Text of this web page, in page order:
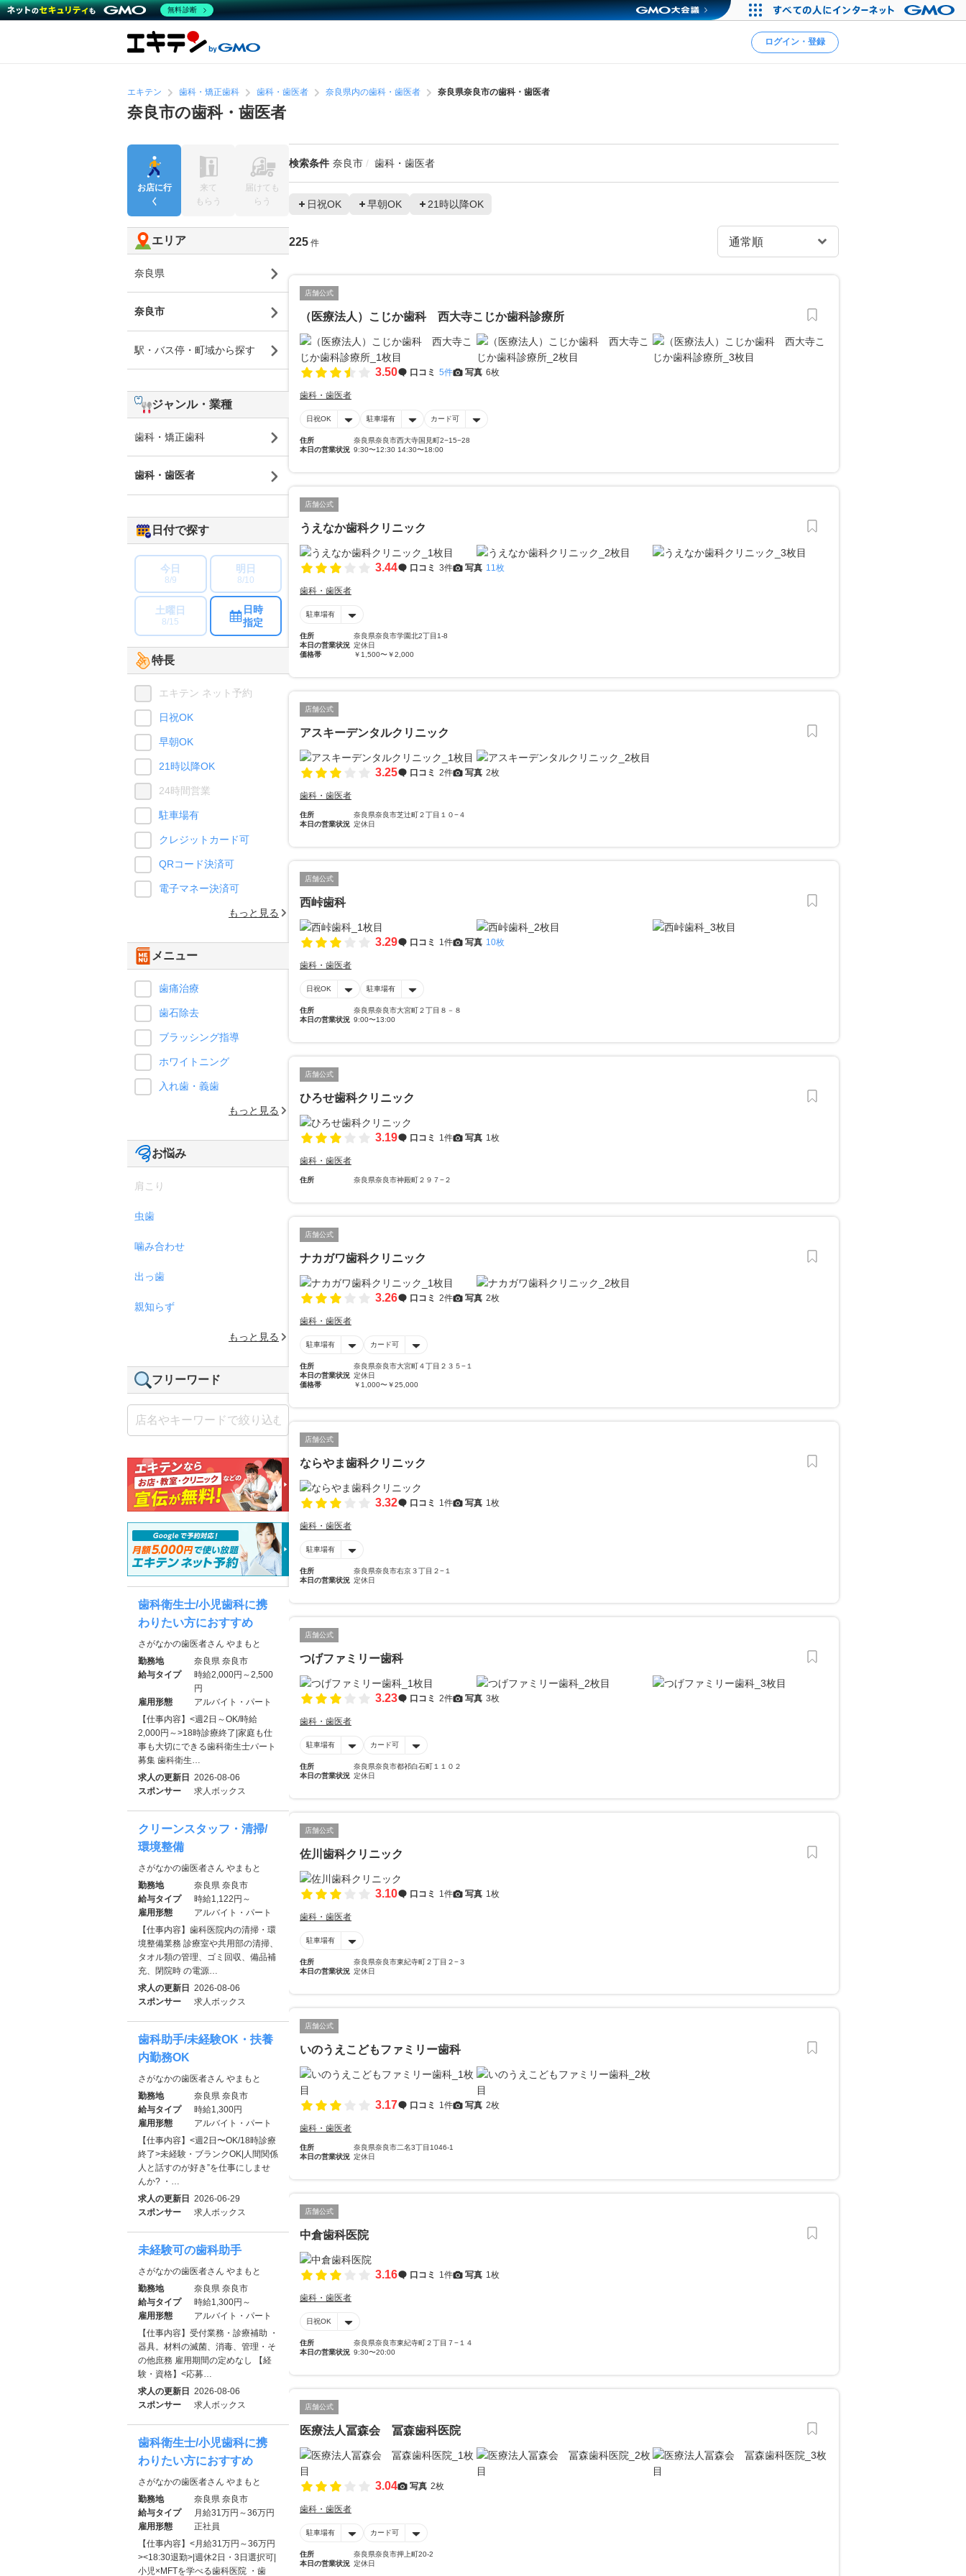
ログイン・登録
エキテン 歯科・矯正歯科 歯科・歯医者 奈良県内の歯科・歯医者 奈良県奈良市の歯科・歯医者
奈良市の歯科・歯医者
検索条件 奈良市 歯科・歯医者
日祝OK 早朝OK 21時以降OK
225 件
店舗公式
（医療法人）こじか歯科 西大寺こじか歯科診療所
3.50 口コミ 5件 写真 6枚
歯科・歯医者
日祝OK 駐車場有 カード可
住所
奈良県奈良市西大寺国見町2−15−28
本日の営業状況 9:30〜12:30 14:30〜18:00
店舗公式
うえなか歯科クリニック
3.44 口コミ 3件 写真 11枚
歯科・歯医者
駐車場有
住所
奈良県奈良市学園北2丁目1-8
本日の営業状況 定休日
価格帯
￥1,500〜￥2,000
店舗公式
アスキーデンタルクリニック
3.25 口コミ 2件 写真 2枚
歯科・歯医者
住所
奈良県奈良市芝辻町２丁目１０−４
本日の営業状況 定休日
店舗公式
西峠歯科
3.29 口コミ 1件 写真 10枚
歯科・歯医者
日祝OK 駐車場有
住所
奈良県奈良市大宮町２丁目８－８
本日の営業状況 9:00〜13:00
店舗公式
ひろせ歯科クリニック
3.19 口コミ 1件 写真 1枚
歯科・歯医者
住所 奈良県奈良市神殿町２９７−２
店舗公式
ナカガワ歯科クリニック
3.26 口コミ 2件 写真 2枚
歯科・歯医者
駐車場有 カード可
住所
奈良県奈良市大宮町４丁目２３５−１
本日の営業状況 定休日
価格帯
￥1,000〜￥25,000
店舗公式
ならやま歯科クリニック
3.32 口コミ 1件 写真 1枚
歯科・歯医者
駐車場有
住所
奈良県奈良市右京３丁目２−１
本日の営業状況 定休日
店舗公式
つげファミリー歯科
3.23 口コミ 2件 写真 3枚
歯科・歯医者
駐車場有 カード可
住所
奈良県奈良市都祁白石町１１０２
本日の営業状況 定休日
店舗公式
佐川歯科クリニック
3.10 口コミ 1件 写真 1枚
歯科・歯医者
駐車場有
住所
奈良県奈良市東紀寺町２丁目２−３
本日の営業状況 定休日
店舗公式
いのうえこどもファミリー歯科
3.17 口コミ 1件 写真 2枚
歯科・歯医者
住所
奈良県奈良市二名3丁目1046-1
本日の営業状況 定休日
店舗公式
中倉歯科医院
3.16 口コミ 1件 写真 1枚
歯科・歯医者
日祝OK
住所
奈良県奈良市東紀寺町２丁目７−１４
本日の営業状況 9:30〜20:00
店舗公式
医療法人冨森会 冨森歯科医院
3.04 写真 2枚
歯科・歯医者
駐車場有 カード可
住所
奈良県奈良市押上町20-2
本日の営業状況 定休日
お店に行
く
来て
もらう
届けても
らう
エリア
奈良県
奈良市
駅・バス停・町域から探す
ジャンル・業種
歯科・矯正歯科
歯科・歯医者
日付で探す
今日
8/9
明日
8/10
土曜日
8/15
日時
指定
特長
エキテン ネット予約
日祝OK
早朝OK
21時以降OK
24時間営業
駐車場有
クレジットカード可
QRコード決済可
電子マネー決済可
もっと見る
メニュー
歯痛治療
歯石除去
ブラッシング指導
ホワイトニング
入れ歯・義歯
もっと見る
お悩み
肩こり
虫歯
噛み合わせ
出っ歯
親知らず
もっと見る
フリーワード
歯科衛生士/小児歯科に携
わりたい方におすすめ
さがなかの歯医者さん やまもと
勤務地
奈良県 奈良市
給与タイプ
時給2,000円～2,500
円
雇用形態
アルバイト・パート
【仕事内容】<週2日～OK/時給
2,000円～>18時診療終了|家庭も仕
事も大切にできる歯科衛生士パート
募集 歯科衛生…
求人の更新日 2026-08-06
スポンサー
求人ボックス
クリーンスタッフ・清掃/
環境整備
さがなかの歯医者さん やまもと
勤務地
奈良県 奈良市
給与タイプ
時給1,122円～
雇用形態
アルバイト・パート
【仕事内容】歯科医院内の清掃・環
境整備業務 診療室や共用部の清掃、
タオル類の管理、ゴミ回収、備品補
充、閉院時 の電源…
求人の更新日 2026-08-06
スポンサー
求人ボックス
歯科助手/未経験OK・扶養
内勤務OK
さがなかの歯医者さん やまもと
勤務地
奈良県 奈良市
給与タイプ
時給1,300円
雇用形態
アルバイト・パート
【仕事内容】<週2日〜OK/18時診療
終了>未経験・ブランクOK|人間関係
人と話すのが好き”を仕事にしませ
んか? ・…
求人の更新日 2026-06-29
スポンサー
求人ボックス
未経験可の歯科助手
さがなかの歯医者さん やまもと
勤務地
奈良県 奈良市
給与タイプ
時給1,300円～
雇用形態
アルバイト・パート
【仕事内容】受付業務・診療補助 ・
器具。材料の滅菌、消毒、管理・そ
の他庶務 雇用期間の定めなし 【経
験・資格】<応募…
求人の更新日 2026-08-06
スポンサー
求人ボックス
歯科衛生士/小児歯科に携
わりたい方におすすめ
さがなかの歯医者さん やまもと
勤務地
奈良県 奈良市
給与タイプ
月給31万円～36万円
雇用形態
正社員
【仕事内容】<月給31万円～36万円
><18:30退勤>|週休2日・3日選択可|
小児×MFTを学べる歯科医院 ・歯
無料診断